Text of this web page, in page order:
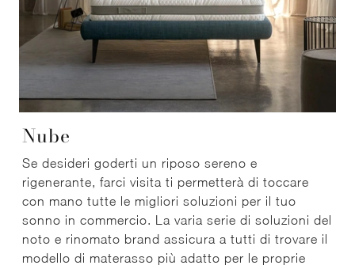
Nube
Se desideri goderti un riposo sereno e
rigenerante, farci visita ti permetterà di toccare
con mano tutte le migliori soluzioni per il tuo
sonno in commercio. La varia serie di soluzioni del
noto e rinomato brand assicura a tutti di trovare il
modello di materasso più adatto per le proprie